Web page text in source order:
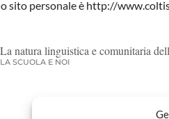
sito personale è http://
La natura linguistica e comunitaria
LA SCUOLA E NOI